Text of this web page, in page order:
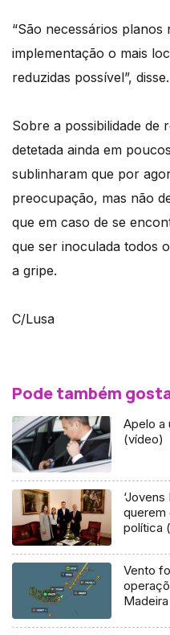
“São necessários
implementação o mais
reduzidas possível”, disse.
Sobre a possibilidade de
detetada ainda em
sublinharam que por
preocupação, mas não
que em caso de se
que ser inoculada todos
a gripe.
C/Lusa
Pode também
Apelo a
(vídeo)
querem
política
Vento
Madeira